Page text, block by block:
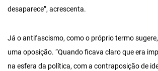
desaparece”, acrescenta.
Já o antifascismo, como o próprio termo
uma oposição. “Quando ficava claro que era
na esfera da política, com a contraposição de